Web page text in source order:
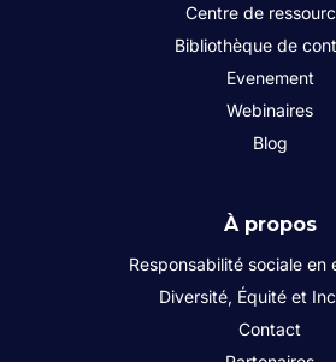
Centre de
Bibliothèque de
Evenement
Webinaires
Blog
À propos
Responsabilité sociale en
Diversité, Équité et
Contact